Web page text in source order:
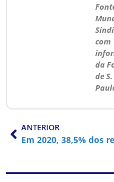
com
da
de S.
ANTERIOR